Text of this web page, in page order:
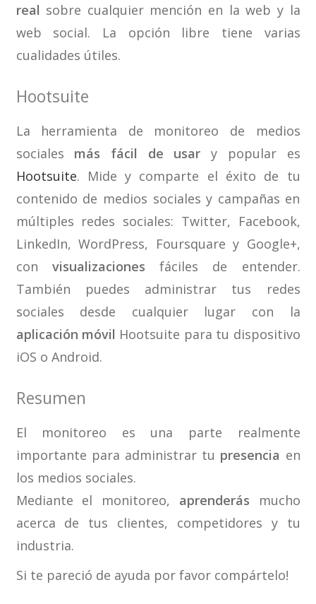
real sobre cualquier mención en la web y la
web social. La opción libre tiene varias
cualidades útiles.
Hootsuite
La herramienta de monitoreo de medios
sociales más fácil de usar y popular es
Hootsuite. Mide y comparte el éxito de tu
contenido de medios sociales y campañas en
múltiples redes sociales: Twitter, Facebook,
LinkedIn, WordPress, Foursquare y Google+,
con visualizaciones fáciles de entender.
También puedes administrar tus redes
sociales desde cualquier lugar con la
aplicación móvil Hootsuite para tu dispositivo
iOS o Android.
Resumen
El monitoreo es una parte realmente
importante para administrar tu presencia en
los medios sociales.
Mediante el monitoreo, aprenderás mucho
acerca de tus clientes, competidores y tu
industria.
Si te pareció de ayuda por favor compártelo!